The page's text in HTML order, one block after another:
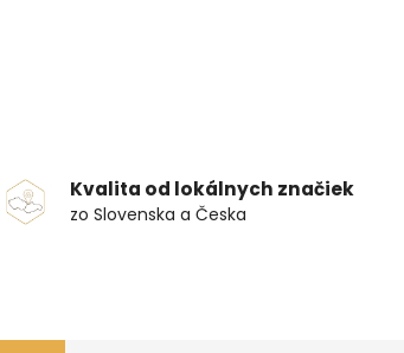
Kvalita od lokálnych značiek
zo Slovenska a Česka